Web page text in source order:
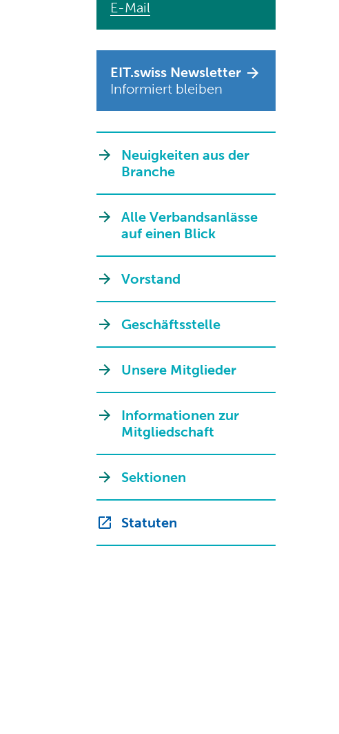
E-Mail
EIT.swiss Newsletter
Informiert bleiben
Neuigkeiten aus der
Branche
Alle Verbandsanlässe
auf einen Blick
Vorstand
Geschäftsstelle
Unsere Mitglieder
Informationen zur
Mitgliedschaft
Sektionen
Statuten